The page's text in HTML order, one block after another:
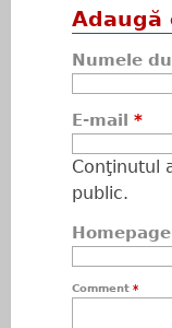
Adaugă
Numele
E-mail *
Conţinutul
public.
Homepage
Comment *